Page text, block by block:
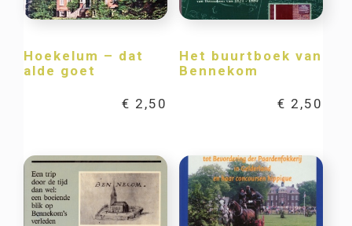
Hoekelum – dat
alde goet
€ 2,50
Het buurtboek van
Bennekom
€ 2,50